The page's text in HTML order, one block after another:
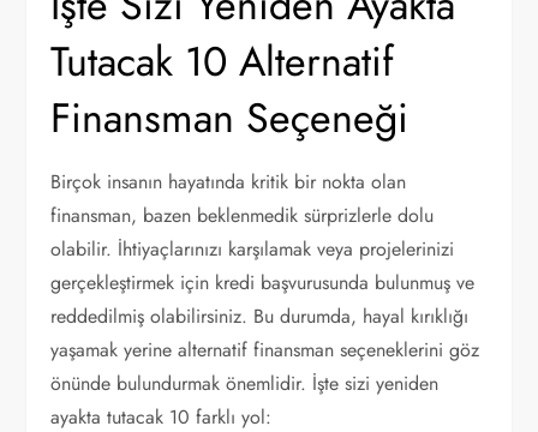
Tutacak 10 Alternatif
Finansman Seçeneği
Birçok insanın hayatında kritik bir nokta olan
finansman, bazen beklenmedik sürprizlerle dolu
olabilir. İhtiyaçlarınızı karşılamak veya projelerinizi
gerçekleştirmek için kredi başvurusunda bulunmuş ve
reddedilmiş olabilirsiniz. Bu durumda, hayal kırıklığı
yaşamak yerine alternatif finansman seçeneklerini göz
önünde bulundurmak önemlidir. İşte sizi yeniden
ayakta tutacak 10 farklı yol: